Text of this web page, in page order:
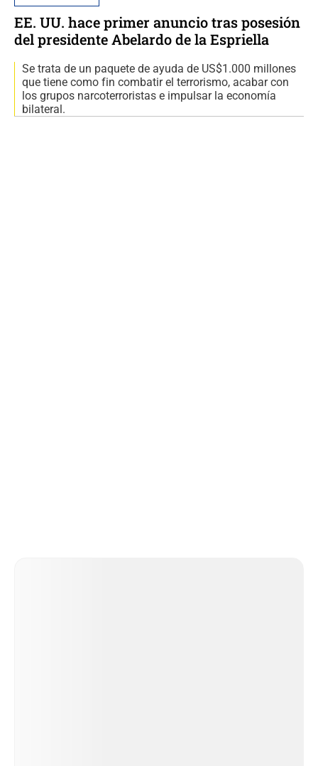
EE. UU. hace primer anuncio tras posesión
del presidente Abelardo de la Espriella
Se trata de un paquete de ayuda de US$1.000 millones
que tiene como fin combatir el terrorismo, acabar con
los grupos narcoterroristas e impulsar la economía
bilateral.